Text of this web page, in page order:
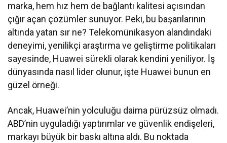
marka, hem hız hem de bağlantı kalitesi açısından
çığır açan çözümler sunuyor. Peki, bu başarılarının
altında yatan sır ne? Telekomünikasyon alandındaki
deneyimi, yenilikçi araştırma ve geliştirme politikaları
sayesinde, Huawei sürekli olarak kendini yeniliyor. İş
dünyasında nasıl lider olunur, işte Huawei bunun en
güzel örneği.
Ancak, Huawei’nin yolculuğu daima pürüzsüz olmadı.
ABD’nin uyguladığı yaptırımlar ve güvenlik endişeleri,
markayı büyük bir baskı altına aldı. Bu noktada